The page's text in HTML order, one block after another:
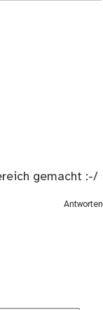
gemacht :-/
Antworten